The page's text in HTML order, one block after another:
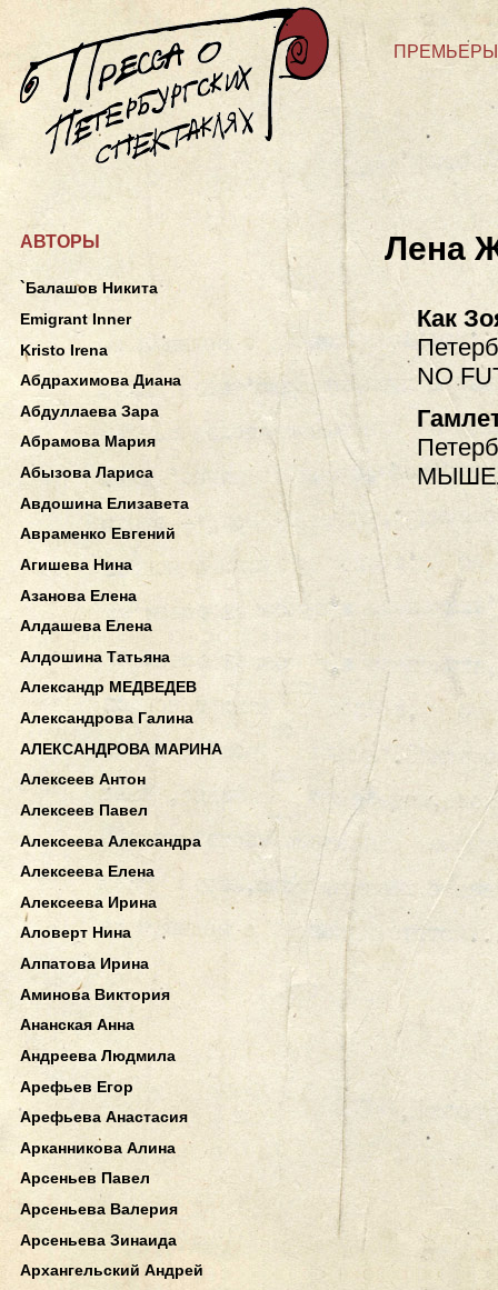
ПРЕМЬЕРЫ
Лена
Как
NO
АВТОРЫ
`Балашов Никита
Emigrant Inner
Kristo Irena
Абдрахимова Диана
Абдуллаева Зара
Абрамова Мария
Абызова Лариса
Авдошина Елизавета
Авраменко Евгений
Агишева Нина
Азанова Елена
Алдашева Елена
Алдошина Татьяна
Александр МЕДВЕДЕВ
Александрова Галина
АЛЕКСАНДРОВА МАРИНА
Алексеев Антон
Алексеев Павел
Алексеева Александра
Алексеева Елена
Алексеева Ирина
Аловерт Нина
Алпатова Ирина
Аминова Виктория
Ананская Анна
Андреева Людмила
Арефьев Егор
Арефьева Анастасия
Арканникова Алина
Арсеньев Павел
Арсеньева Валерия
Арсеньева Зинаида
Архангельский Андрей